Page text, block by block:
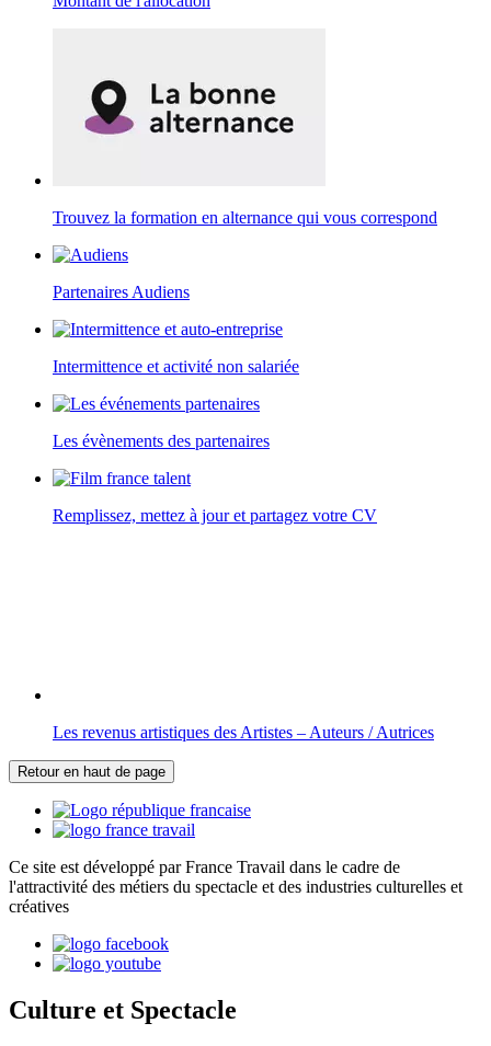
Trouvez la formation en alternance qui vous correspond
Partenaires Audiens
Intermittence et activité non salariée
Les évènements des partenaires
Remplissez, mettez à jour et partagez votre CV
Les revenus artistiques des Artistes – Auteurs / Autrices
Retour en haut de page
Ce site est développé par France Travail dans le cadre de
l'attractivité des métiers du spectacle et des industries culturelles et
créatives
Culture et Spectacle